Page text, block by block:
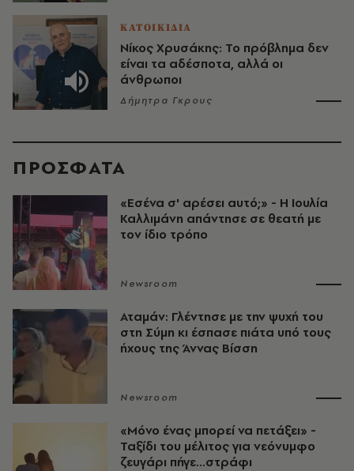
ΚΑΤΟΙΚΙΔΙΑ
Νίκος Χρυσάκης: Το πρόβλημα δεν
είναι τα αδέσποτα, αλλά οι
άνθρωποι
Δήμητρα Γκρους
ΠΡΟΣΦΑΤΑ
«Εσένα σ' αρέσει αυτό;» - Η Ιουλία
Καλλιμάνη απάντησε σε θεατή με
τον ίδιο τρόπο
Newsroom
Αταμάν: Γλέντησε με την ψυχή του
στη Σύμη κι έσπασε πιάτα υπό τους
ήχους της Άννας Βίσση
Newsroom
«Μόνο ένας μπορεί να πετάξει» -
Ταξίδι του μέλιτος για νεόνυμφο
ζευγάρι πήγε...στράφι